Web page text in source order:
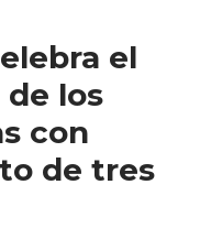
el
los
con
de tres